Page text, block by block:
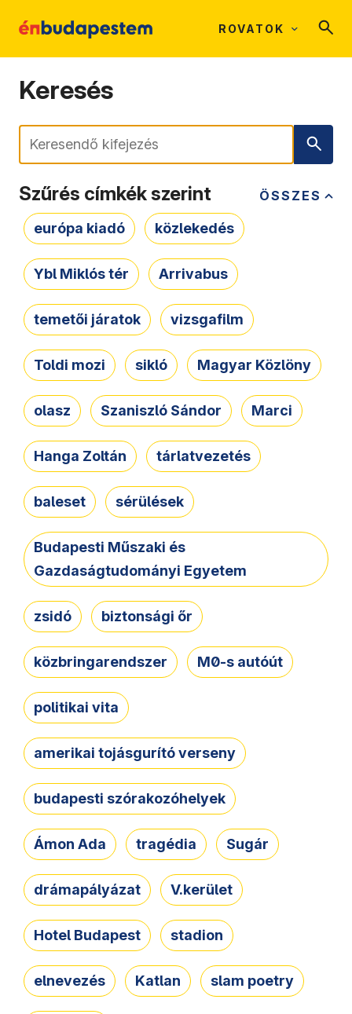
ROVATOK
Keresés
Keresés
ÖSSZES
Szűrés címkék szerint
európa kiadó közlekedés
Ybl Miklós tér Arrivabus
temetői járatok vizsgafilm
Toldi mozi sikló Magyar Közlöny
olasz Szaniszló Sándor Marci
Hanga Zoltán tárlatvezetés
baleset sérülések
Budapesti Műszaki és
Gazdaságtudományi Egyetem
zsidó biztonsági őr
közbringarendszer M0-s autóút
politikai vita
amerikai tojásgurító verseny
budapesti szórakozóhelyek
Ámon Ada tragédia Sugár
drámapályázat V.kerület
Hotel Budapest stadion
elnevezés Katlan slam poetry